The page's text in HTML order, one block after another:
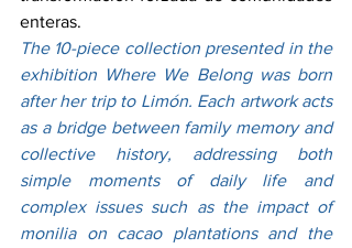
enteras.
The 10-piece collection presented in the
exhibition Where We Belong was born
after her trip to Limón. Each artwork acts
as a bridge between family memory and
collective history, addressing both
simple moments of daily life and
complex issues such as the impact of
monilia on cacao plantations and the